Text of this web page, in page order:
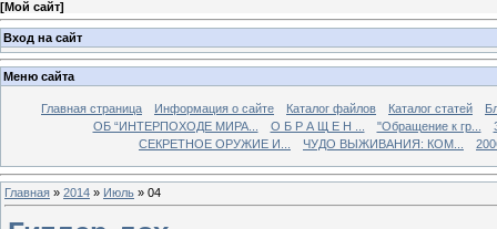
[Мой сайт]
Вход на сайт
Меню сайта
Главная страница Информация о сайте Каталог файлов Каталог статей
ОБ “ИНТЕРПОХОДЕ МИРА...
О Б Р А Щ Е Н ... "Обращение к гр...
СЕКРЕТНОЕ ОРУЖИЕ И...
ЧУДО ВЫЖИВАНИЯ: КОМ...
Главная » 2014 » Июль » 04